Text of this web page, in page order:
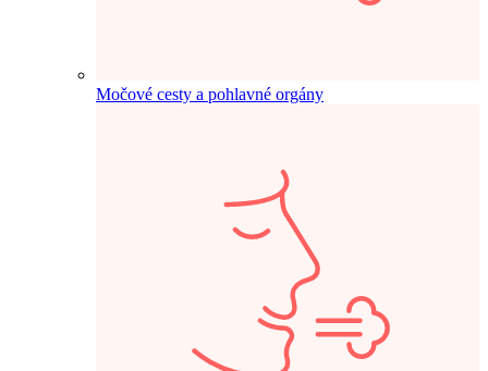
Močové cesty a pohlavné orgány